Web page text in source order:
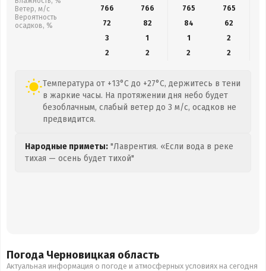
Ветер, м/с
Вероятность
осадков, %
766
766 765 765
72
82 84 62
3
1 1
2
2
2 2 2
Температура от +13°C до +27°C, держитесь в тени
в жаркие часы. На протяжении дня небо будет
безоблачным, слабый ветер до 3 м/с, осадков не
предвидится.
Народные приметы: "Лаврентия. «Если вода в реке
тихая — осень будет тихой"
Погода Черновицкая область
Актуальная информация о погоде и атмосферных условиях на сегодня